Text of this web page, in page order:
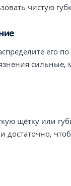
чистую
его
сильные,
щётку или
достаточно,